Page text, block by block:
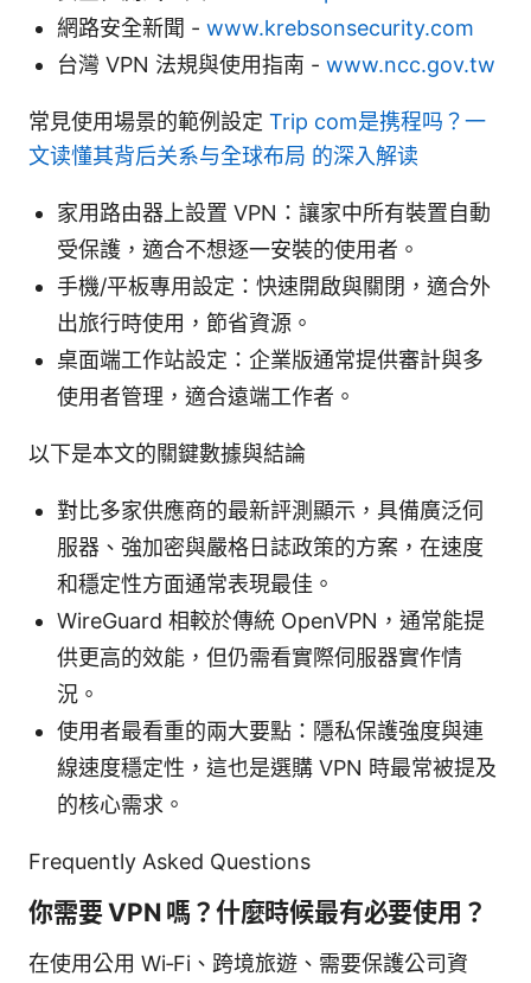
網路安全新聞 - www.krebsonsecurity.com
台灣 VPN 法規與使用指南 - www.ncc.gov.tw
常見使用場景的範例設定 Trip com是携程吗？一
文读懂其背后关系与全球布局 的深入解读
家用路由器上設置 VPN：讓家中所有裝置自動
受保護，適合不想逐一安裝的使用者。
手機/平板專用設定：快速開啟與關閉，適合外
出旅行時使用，節省資源。
桌面端工作站設定：企業版通常提供審計與多
使用者管理，適合遠端工作者。
以下是本文的關鍵數據與結論
對比多家供應商的最新評測顯示，具備廣泛伺
服器、強加密與嚴格日誌政策的方案，在速度
和穩定性方面通常表現最佳。
WireGuard 相較於傳統 OpenVPN，通常能提
供更高的效能，但仍需看實際伺服器實作情
況。
使用者最看重的兩大要點：隱私保護強度與連
線速度穩定性，這也是選購 VPN 時最常被提及
的核心需求。
Frequently Asked Questions
你需要 VPN 嗎？什麼時候最有必要使用？
在使用公用 Wi‑Fi、跨境旅遊、需要保護公司資